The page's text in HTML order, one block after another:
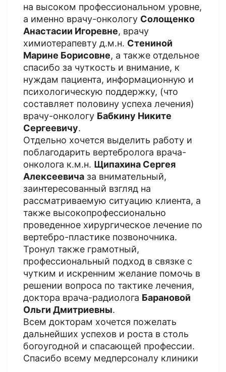
на высоком профессиональном уровне,
а именно врачу-онкологу Солощенко
Анастасии Игоревне, врачу
химиотерапевту д.м.н. Стениной
Марине Борисовне, а также отдельное
спасибо за чуткость и внимание, к
нуждам пациента, информационную и
психологическую поддержку, (что
составляет половину успеха лечения)
врачу-онкологу Бабкину Никите
Сергеевичу.
Отдельно хочется выделить работу и
поблагодарить вертебролога врача-
онколога к.м.н. Щипахина Сергея
Алексеевича за внимательный,
заинтересованный взгляд на
рассматриваемую ситуацию клиента, а
также высокопрофессионально
проведенное хирургическое лечение по
вертебро-пластике позвоночника.
Тронул также грамотный,
профессиональный подход в связке с
чутким и искренним желание помочь в
решении вопроса по тактике лечения,
доктора врача-радиолога Барановой
Ольги Дмитриевны.
Всем докторам хочется пожелать
дальнейших успехов и роста в столь
богоугодной и спасающей профессии.
Спасибо всему медперсоналу клиники